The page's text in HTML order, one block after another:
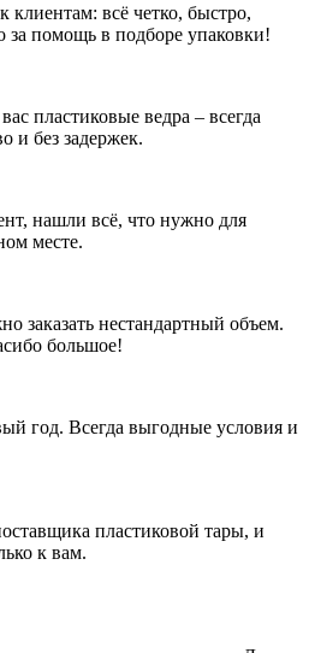
клиентам: всё четко, быстро,
за помощь в подборе упаковки!
пластиковые ведра – всегда
и без задержек.
нашли всё, что нужно для
месте.
заказать нестандартный объем.
большое!
год. Всегда выгодные условия и
пластиковой тары, и
к вам.